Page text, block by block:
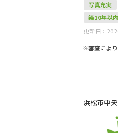
写真充実
築10年以内
更新日：
※審査により
浜松市中